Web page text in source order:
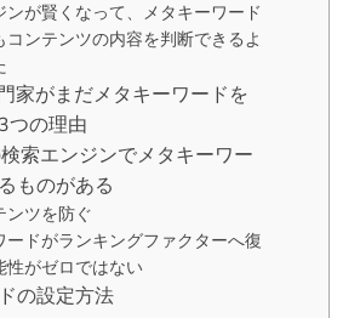
ンが賢くなって、メタキーワード
コンテンツの内容を判断できるよ
家がまだメタキーワードを
つの理由
索エンジンでメタキーワー
ものがある
ンツを防ぐ
ードがランキングファクターへ復
性がゼロではない
の設定方法